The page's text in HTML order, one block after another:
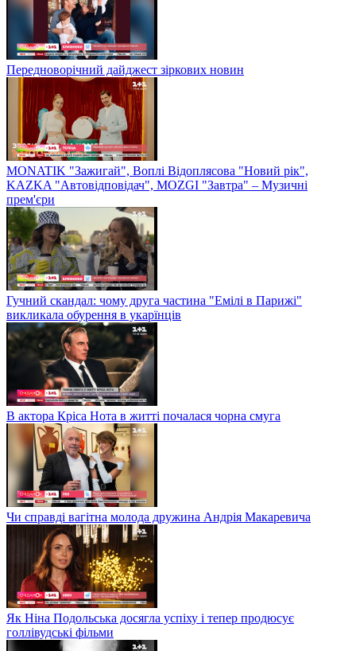
Передноворічний дайджест зіркових новин
MONATIK "Зажигай", Воплі Відоплясова "Новий рік",
KAZKA "Автовідповідач", MOZGI "Завтра" – Музичні
прем'єри
Гучний скандал: чому друга частина "Емілі в Парижі"
викликала обурення в укарїнців
В актора Кріса Нота в житті почалася чорна смуга
Чи справді вагітна молода дружина Андрія Макаревича
Як Ніна Подольська досягла успіху і тепер продюсує
голлівудські фільми